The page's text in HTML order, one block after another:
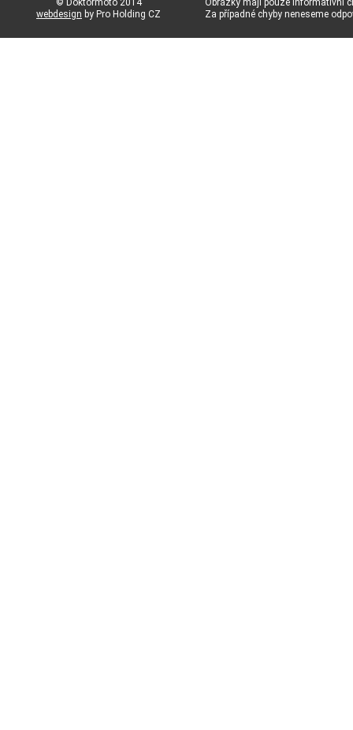
© Doktormoto 2014
webdesign by Pro Holding CZ
Obrázky mají pouze informativní
Za případné chyby neneseme